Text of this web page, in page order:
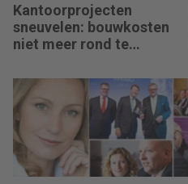
Kantoorprojecten
sneuvelen: bouwkosten
niet meer rond te